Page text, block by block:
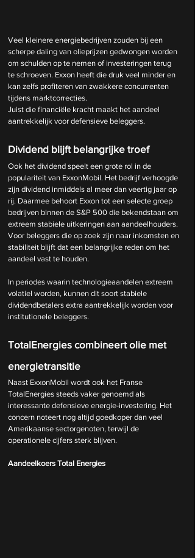
Veel kleinere energiebedrijven zouden bij een
scherpe daling van olieprijzen gedwongen worden
om schulden op te nemen of investeringen terug
te schroeven. Exxon heeft die druk veel minder en
kan zelfs profiteren van zwakkere concurrenten
tijdens marktcorrecties.
Juist die financiële kracht maakt het aandeel
aantrekkelijk voor defensieve beleggers.
Dividend blijft belangrijke troef
Ook het dividend speelt een grote rol in de
populariteit van ExxonMobil. Het bedrijf verhoogde
zijn dividend inmiddels al meer dan veertig jaar op
rij. Daarmee behoort Exxon tot een selecte groep
bedrijven binnen de S&P 500 die bekendstaan om
extreem stabiele uitkeringen aan aandeelhouders.
Voor beleggers die op zoek zijn naar inkomsten en
stabiliteit blijft dat een belangrijke reden om het
aandeel vast te houden.
In periodes waarin technologieaandelen extreem
volatiel worden, kunnen dit soort stabiele
dividendbetalers extra aantrekkelijk worden voor
institutionele beleggers.
TotalEnergies combineert olie met
energietransitie
Naast ExxonMobil wordt ook het Franse
TotalEnergies steeds vaker genoemd als
interessante defensieve energie-investering. Het
concern noteert nog altijd goedkoper dan veel
Amerikaanse sectorgenoten, terwijl de
operationele cijfers sterk blijven.
Aandeelkoers Total Energies